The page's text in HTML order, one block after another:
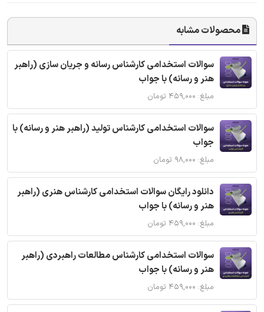
محصولات مشابه
سوالات استخدامی کارشناس رسانه و جریان سازی (راهبر
هنر و رسانه) با جواب
مبلغ: ۴۵۹,۰۰۰ تومان
سوالات استخدامی کارشناس تولید (راهبر هنر و رسانه) با
جواب
مبلغ: ۹۸,۰۰۰ تومان
دانلود رایگان سوالات استخدامی کارشناس هنری (راهبر
هنر و رسانه) با جواب
مبلغ: ۴۵۹,۰۰۰ تومان
سوالات استخدامی کارشناس مطالعات راهبردی (راهبر
هنر و رسانه) با جواب
مبلغ: ۴۵۹,۰۰۰ تومان